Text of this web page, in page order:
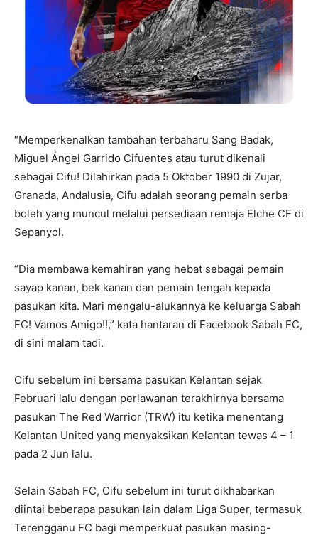
“Memperkenalkan tambahan terbaharu Sang Badak,
Miguel Ángel Garrido Cifuentes atau turut dikenali
sebagai Cifu! Dilahirkan pada 5 Oktober 1990 di Zujar,
Granada, Andalusia, Cifu adalah seorang pemain serba
boleh yang muncul melalui persediaan remaja Elche CF di
Sepanyol.
“Dia membawa kemahiran yang hebat sebagai pemain
sayap kanan, bek kanan dan pemain tengah kepada
pasukan kita. Mari mengalu-alukannya ke keluarga Sabah
FC! Vamos Amigo!!,” kata hantaran di Facebook Sabah FC,
di sini malam tadi.
Cifu sebelum ini bersama pasukan Kelantan sejak
Februari lalu dengan perlawanan terakhirnya bersama
pasukan The Red Warrior (TRW) itu ketika menentang
Kelantan United yang menyaksikan Kelantan tewas 4 – 1
pada 2 Jun lalu.
Selain Sabah FC, Cifu sebelum ini turut dikhabarkan
diintai beberapa pasukan lain dalam Liga Super, termasuk
Terengganu FC bagi memperkuat pasukan masing-